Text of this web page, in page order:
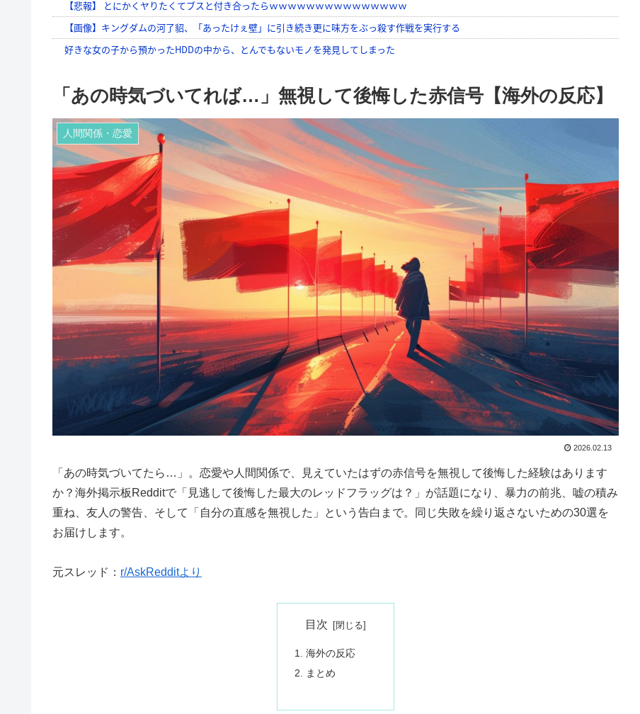
「あの時気づいてれば…」無視して後悔した赤信号【海外の反応】
人間関係・恋愛
2026.02.13
「あの時気づいてたら…」。恋愛や人間関係で、見えていたはずの赤信号を無視して後悔した経験はあります
か？海外掲示板Redditで「見逃して後悔した最大のレッドフラッグは？」が話題になり、暴力の前兆、嘘の積み
重ね、友人の警告、そして「自分の直感を無視した」という告白まで。同じ失敗を繰り返さないための30選を
お届けします。
元スレッド： r/AskRedditより
目次
海外の反応
まとめ